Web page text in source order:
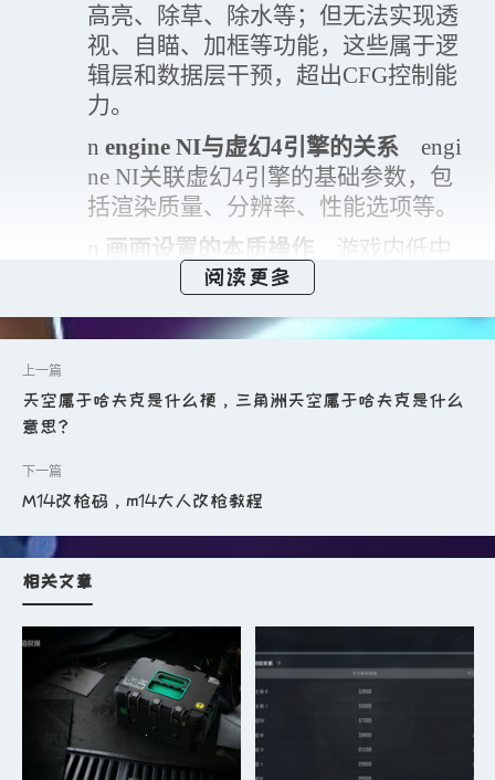
高亮、除草、除水等；但无法实现透
视、自瞄、加框等功能，这些属于逻
辑层和数据层干预，超出CFG控制能
力。
n engine NI与虚幻4引擎的关系
engi
ne NI关联虚幻4引擎的基础参数，包
括渲染质量、分辨率、性能选项等。
画面设置的本质操作
游戏内低中
高极致画质选项即是对engine NI的修
干预，非CFG所能达成。
l
不被禁止的配置参数进行调整。
n
最亮的情况，也是最不公平的画面表
现。
n
根本原因揭示 仅关闭自动曝光即
导致环境变暗而人物亮度不变，形成
强烈反差，此为曝光系统缺陷所致。
阅读更多
天空属于哈夫克是什么梗，三角洲天空属于哈夫克是什么
意思？
M14改枪码，m14大人改枪教程
相关文章